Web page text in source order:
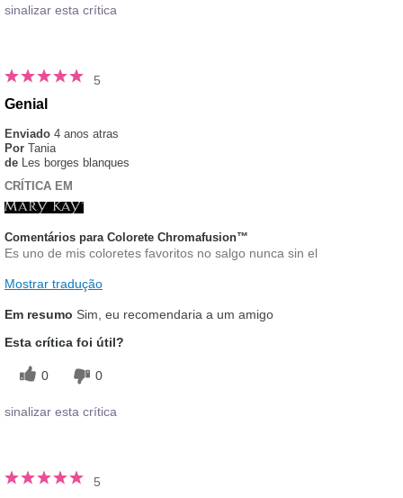
sinalizar esta crítica
5
Genial
Enviado 4 anos atras
Por Tania
de Les borges blanques
CRÍTICA EM
Comentários para Colorete Chromafusion™
Es uno de mis coloretes favoritos no salgo nunca sin el
Mostrar tradução
Em resumo Sim, eu recomendaria a um amigo
Esta crítica foi útil?
0 0
sinalizar esta crítica
5